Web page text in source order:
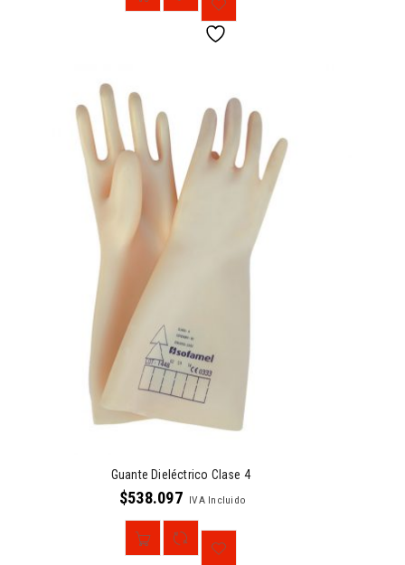
Guante Dieléctrico Clase 4
$538.097 IVA Incluido